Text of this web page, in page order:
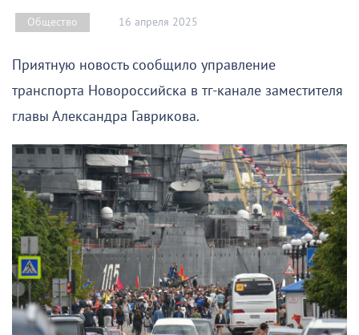
Общество 16 апреля 2025
Приятную новость сообщило управление
транспорта Новороссийска в тг-канале заместителя
главы Александра Гаврикова.